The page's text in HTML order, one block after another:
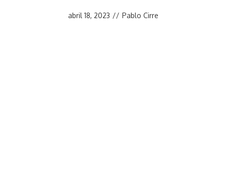
abril 18, 2023 // Pablo Cirre